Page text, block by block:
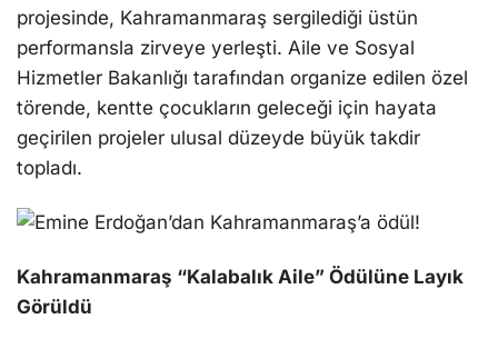
projesinde, Kahramanmaraş sergilediği üstün
performansla zirveye yerleşti. Aile ve Sosyal
Hizmetler Bakanlığı tarafından organize edilen özel
törende, kentte çocukların geleceği için hayata
geçirilen projeler ulusal düzeyde büyük takdir
topladı.
Kahramanmaraş “Kalabalık Aile” Ödülüne Layık
Görüldü